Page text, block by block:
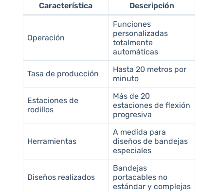
Característica Descripción
Operación
Funciones
personalizadas
totalmente
automáticas
Tasa de producción
Hasta 20 metros por
minuto
Estaciones de
rodillos
Más de 20
estaciones de flexión
progresiva
Herramientas
A medida para
diseños de bandejas
especiales
Diseños realizados
Bandejas
portacables no
estándar y complejas